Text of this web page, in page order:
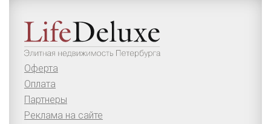
Оферта
Оплата
Партнеры
Реклама на сайте